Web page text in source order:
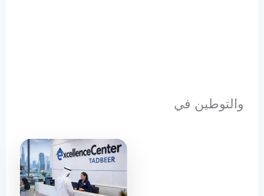
والتوطين في